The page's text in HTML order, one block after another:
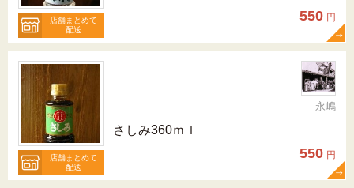
店舗まとめて
配送
550 円
店舗まとめて
配送
永嶋
さしみ360ｍｌ
550 円